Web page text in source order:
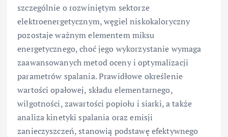
szczególnie o rozwiniętym sektorze
elektroenergetycznym, węgiel niskokaloryczny
pozostaje ważnym elementem miksu
energetycznego, choć jego wykorzystanie wymaga
zaawansowanych metod oceny i optymalizacji
parametrów spalania. Prawidłowe określenie
wartości opałowej, składu elementarnego,
wilgotności, zawartości popiołu i siarki, a także
analiza kinetyki spalania oraz emisji
zanieczyszczeń, stanowią podstawę efektywnego